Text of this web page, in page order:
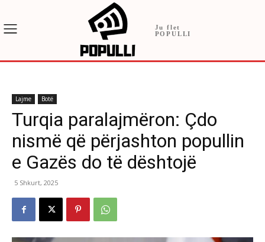
Ju flet
POPULLI
Lajme Botë
Turqia paralajmëron: Çdo
nismë që përjashton popullin
e Gazës do të dështojë
5 Shkurt, 2025